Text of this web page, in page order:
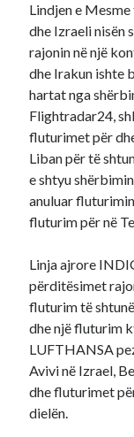
Lindjen e
dhe Izraeli nisën
rajonin në një
dhe Irakun ishte
hartat nga
Flightradar24,
fluturimet për
Liban për të
e shtyu
anuluar
fluturim për në
Linja ajrore
përditësimet
fluturim të
dhe një fluturim
LUFTHANSA
Avivi në Izrael,
dhe fluturimet
dielën.